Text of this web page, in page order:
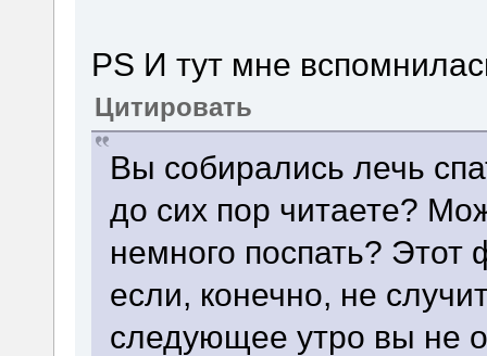
PS И тут мне
Цитировать
Вы собирались лечь
до сих пор читаете?
немного поспать? Этот
если, конечно, не
следующее утро вы не